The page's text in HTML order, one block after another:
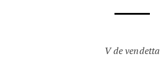
V de vendetta